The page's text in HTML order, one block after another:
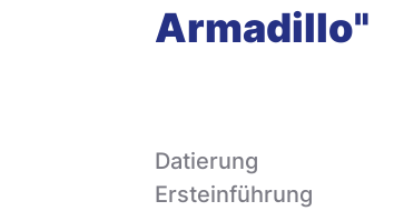
Armadillo"
Datierung
Ersteinführung